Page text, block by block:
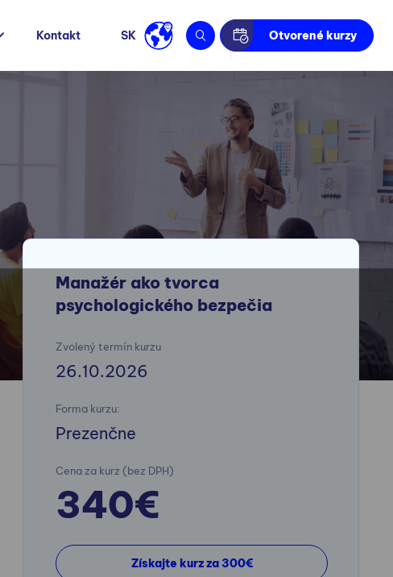
Kontakt SK Otvorené kurzy
Manažér ako tvorca
psychologického bezpečia
Zvolený termín kurzu
26.10.2026
Forma kurzu:
Prezenčne
Cena za kurz (bez DPH)
340€
Získajte kurz za 300€